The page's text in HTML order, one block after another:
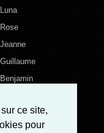
ce site,
pour